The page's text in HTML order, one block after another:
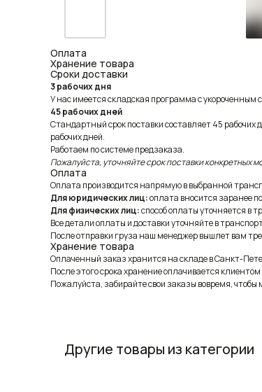
Оплата
Хранение товара
Сроки доставки
3 рабочих дня
У нас имеется складская программа с укороченным
45 рабочих дней
Стандартный срок поставки составляет 45 рабочих
рабочих дней.
Работаем по системе предзаказа.
Пожалуйста, уточняйте срок поставки конкретных
Оплата
Оплата производится напрямую в выбранной
Для юридических лиц:оплата вносится заранее
Для физических лиц:способ оплаты уточняется в
Все детали оплаты и доставки уточняйте в
После отправки груза наш менеджер вышлет вам
Хранение товара
Оплаченный заказ хранится на складе в Санкт-
После этого срока хранение оплачивается
Пожалуйста, забирайте свои заказы вовремя,
Другие товары из категории